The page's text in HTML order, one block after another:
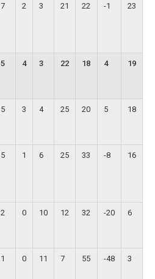
7 2 3 21 22 -1 23
5 4 3 22 18 4 19
5 3 4 25 20 5 18
5 1 6 25 33 -8 16
2 0 10 12 32 -20 6
1 0 11 7 55 -48 3